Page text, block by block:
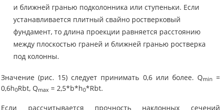
и ближней гранью подколонника или ступеньки. Если
устанавливается плитный свайно ростверковый
фундамент, то длина проекции равняется расстоянию
между плоскостью граней и ближней гранью ростверка
под колонны.
Значение (рис. 15) следует принимать 0,6 или более. Qmin =
0,6h0Rbt, Qmax = 2,5*b*h0*Rbt.
Если рассчитывается прочность наклонных сечений